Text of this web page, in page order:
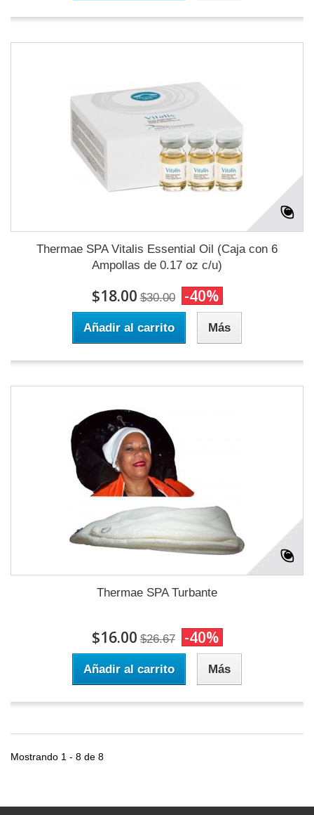
Thermae SPA Vitalis Essential Oil (Caja con 6
Ampollas de 0.17 oz c/u)
$18.00 $30.00 -40%
Añadir al carrito Más
Thermae SPA Turbante
$16.00 $26.67 -40%
Añadir al carrito Más
Mostrando 1 - 8 de 8